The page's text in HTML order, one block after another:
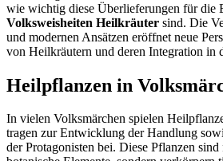
wie wichtig diese Überlieferungen für die
Volksweisheiten Heilkräuter sind. Die
und modernen Ansätzen eröffnet neue
von Heilkräutern und deren Integration in
Heilpflanzen in
In vielen Volksmärchen spielen
tragen zur Entwicklung der Handlung
der Protagonisten bei. Diese Pflanzen